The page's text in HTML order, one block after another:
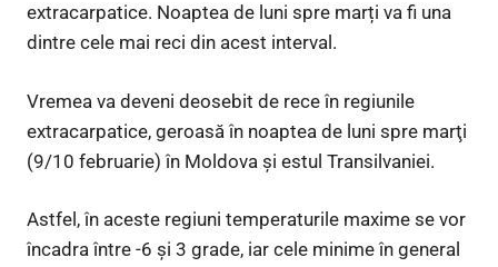
extracarpatice. Noaptea de luni spre marți va fi una
dintre cele mai reci din acest interval.
Vremea va deveni deosebit de rece în regiunile
extracarpatice, geroasă în noaptea de luni spre marţi
(9/10 februarie) în Moldova şi estul Transilvaniei.
Astfel, în aceste regiuni temperaturile maxime se vor
încadra între -6 şi 3 grade, iar cele minime în general